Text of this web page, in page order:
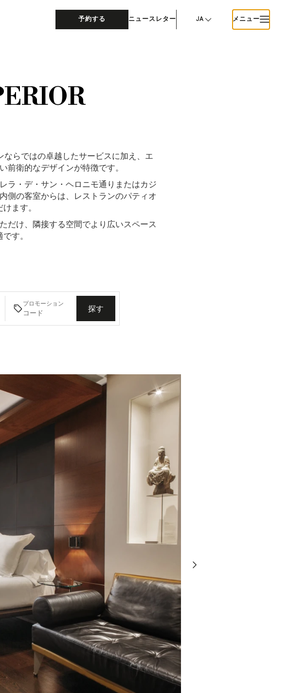
予約する ニュースレター JA メニュー
らではの卓越したサービスに加え、エ
前衛的なデザインが特徴です。
ラ・デ・サン・ヘロニモ通りまたはカジ
側の客室からは、レストランのパティオ
ます。
だけ、隣接する空間でより広いスペース
す。
プロモーション
探す